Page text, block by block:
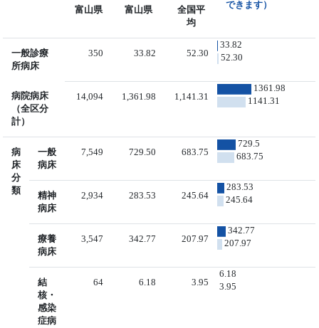
できます）
富山県 富山県
全国平
均
一般診療
所病床
350 33.82 52.30
33.82
52.30
病院病床
（全区分
計）
14,094 1,361.98 1,141.31
1361.98
1141.31
病
床
分
類
一般
病床
7,549 729.50 683.75
729.5
683.75
精神
病床
2,934 283.53 245.64
283.53
245.64
療養
病床
3,547 342.77 207.97
342.77
207.97
結
核・
感染
症病
64 6.18 3.95
6.18
3.95